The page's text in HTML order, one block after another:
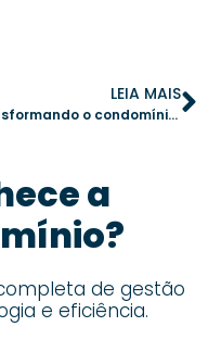
LEIA MAIS
Transformando o condomínio para atender às demandas do home office
a
de gestão
e eficiência.